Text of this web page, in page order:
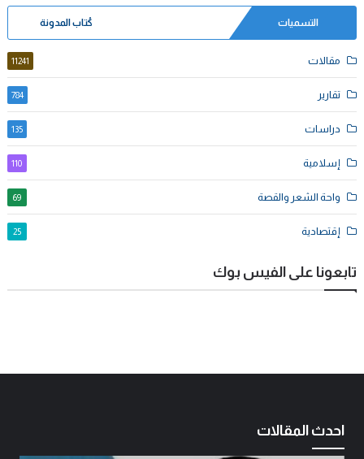
التسميات كُتاب المدونة
مقالات 11241
تقارير 784
دراسات 135
إسلامية 110
واحة الشعر والقصة 69
إقتصادية 25
تابعونا على الفيس بوك
احدث المقالات